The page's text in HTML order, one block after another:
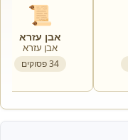
📜
אבן עזרא
אבן עזרא
34פסוקים